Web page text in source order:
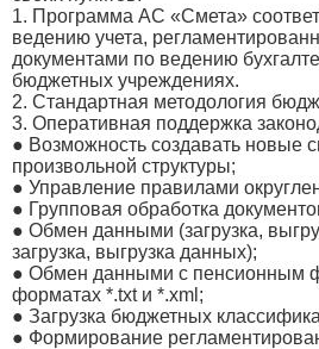
1. Программа АС «Смета»
ведению учета,
документами по ведению
бюджетных учреждениях.
2. Стандартная методология
3. Оперативная поддержка
● Возможность создавать новые
произвольной структуры;
● Управление правилами
● Групповая обработка
● Обмен данными (загрузка,
загрузка, выгрузка данных);
● Обмен данными с пенсионным
форматах *.txt и *.xml;
● Загрузка бюджетных
● Формирование